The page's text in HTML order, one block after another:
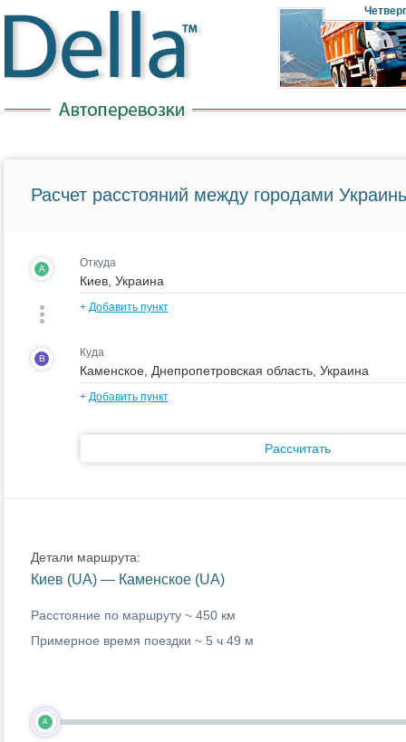
Четверг
Расчет расстояний между городами
A Откуда
+ Добавить пункт
B Куда
+ Добавить пункт
Рассчитать
Детали маршрута:
Киев (UA) — Каменское (UA)
Расстояние по маршруту ~ 450 км
Примерное время поездки ~ 5 ч 49 м
A